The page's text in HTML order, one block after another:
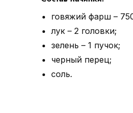
говяжий фарш –
лук – 2 головки;
зелень – 1 пучок;
черный перец;
соль.